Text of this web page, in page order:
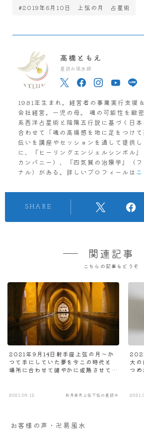
#2019年6月10日 上弦の月 占星術
高橋ともえ
星読み風水師
1981年生まれ。経営者の事業実行支援
会社経営。一児の母。 魂の可能性を緻
系西洋占星術と陰陽五行説に基づく日
合わせて「魂の高揚感を地に足をつけ
伝いを講座やセッションを通して提供
に、『ヒーリングエンジェルシンボル
カンパニー）、『四気質の治療学』（
ナル）がある。詳しいプロフィールは
SHARE
関連記事
こちらの記事もどうぞ
2021年9月14日射手座上弦の月～か
つて手にしていた夢を今この時代と
場所に合わせて健やかに成熟させて
2021.09.12 新月満月上弦下弦の星読み
大
つ
お客様の声・卍易風水